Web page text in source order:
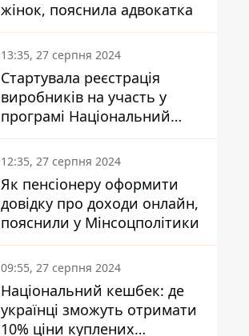
жінок, пояснила адвокатка
13:35, 27 серпня 2024
Стартувала реєстрація
виробників на участь у
програмі Національний
кешбек: як це зробити
через портал Дія
12:35, 27 серпня 2024
Як пенсіонеру оформити
довідку про доходи онлайн,
пояснили у Мінсоцполітики
09:55, 27 серпня 2024
Національний кешбек: де
українці зможуть отримати
10% ціни куплених